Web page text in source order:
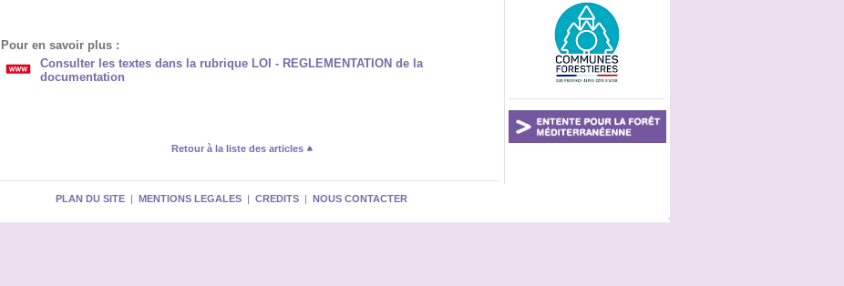
Pour en savoir plus :
Consulter les textes dans la rubrique LOI - REGLEMENTATION de la
documentation
Retour à la liste des articles
PLAN DU SITE | MENTIONS LEGALES | CREDITS | NOUS CONTACTER